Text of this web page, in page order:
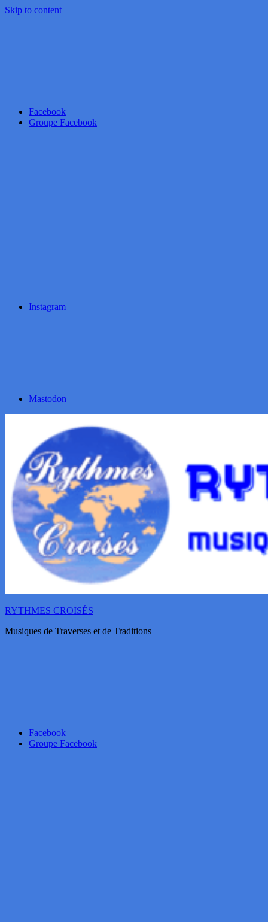
Skip to content
Facebook
Groupe Facebook
Instagram
Mastodon
RYTHMES CROISÉS
Musiques de Traverses et de Traditions
Facebook
Groupe Facebook